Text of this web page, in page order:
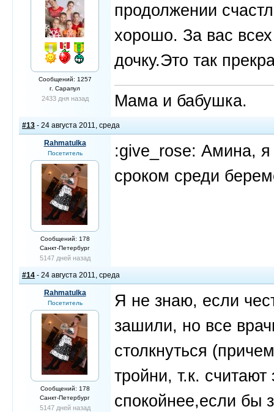
Сообщений: 1257
г. Сарапул
2433 дня назад
продолжении
хорошо. За вас
дочку.Это так
Мама и бабушка.
#13 - 24 августа 2011, среда
Rahmatulka
Посетитель
Сообщений: 178
Санкт-Петербург
5147 дней назад
:give_rose: Амина,
сроком среди
#14 - 24 августа 2011, среда
Rahmatulka
Посетитель
Сообщений: 178
Санкт-Петербург
5147 дней назад
Я не знаю, если
зашили, но все
столкнуться
тройни, т.к.
спокойнее,если бы